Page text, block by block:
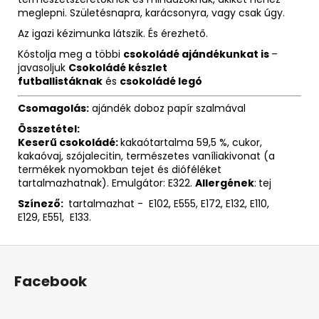
meglepni. Születésnapra, karácsonyra, vagy csak úgy.
Az igazi kézimunka látszik. És érezhető.
Kóstolja meg a többi csokoládé ajándékunkat is –
javasoljuk Csokoládé készlet
futballistáknak és csokoládé legó
Csomagolás: ajándék doboz papír szalmával
Összetétel:
Keserű csokoládé:kakaótartalma 59,5 %, cukor,
kakaóvaj, szójalecitin, természetes vaníliakivonat (a
termékek nyomokban tejet és dióféléket
tartalmazhatnak). Emulgátor: E322. Allergének: tej
Színező: tartalmazhat - E102, E555, E172, E132, E110,
E129, E551, E133.
Facebook